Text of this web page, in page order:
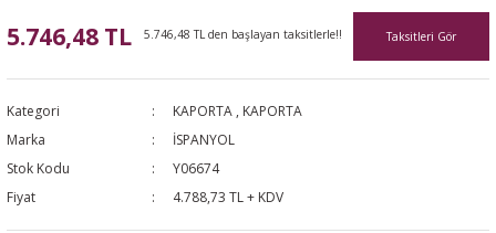
5.746,48 TL 5.746,48 TL den başlayan taksitlerle!! Taksitleri Gör
Kategori KAPORTA , KAPORTA
Marka
İSPANYOL
Stok Kodu
Y06674
Fiyat
4.788,73 TL + KDV